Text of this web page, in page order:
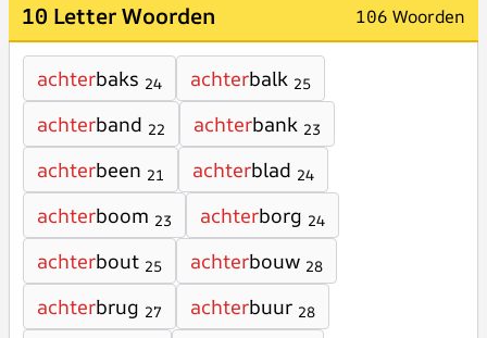
10 Letter Woorden 106 Woorden
achterbaks 24 achterbalk 25
achterband 22 achterbank 23
achterbeen 21 achterblad 24
achterboom 23 achterborg 24
achterbout 25 achterbouw 28
achterbrug 27 achterbuur 28